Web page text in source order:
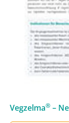
Vegzelma® –